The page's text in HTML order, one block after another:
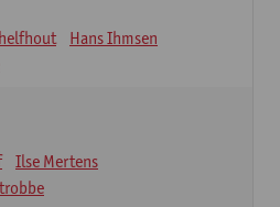
Hans Ihmsen
Ilse Mertens